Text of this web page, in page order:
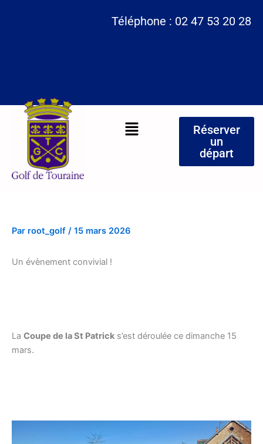
Téléphone : 02 47 53 20 28
Menu
Réserver
un
départ
Par root_golf / 15 mars 2026
Un évènement convivial !
La Coupe de la St Patrick s’est déroulée ce dimanche 15
mars.